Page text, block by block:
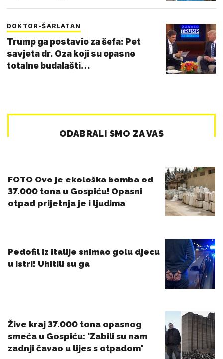
DOKTOR-ŠARLATAN
Trump ga postavio za šefa: Pet
savjeta dr. Oza koji su opasne
totalne budalašti…